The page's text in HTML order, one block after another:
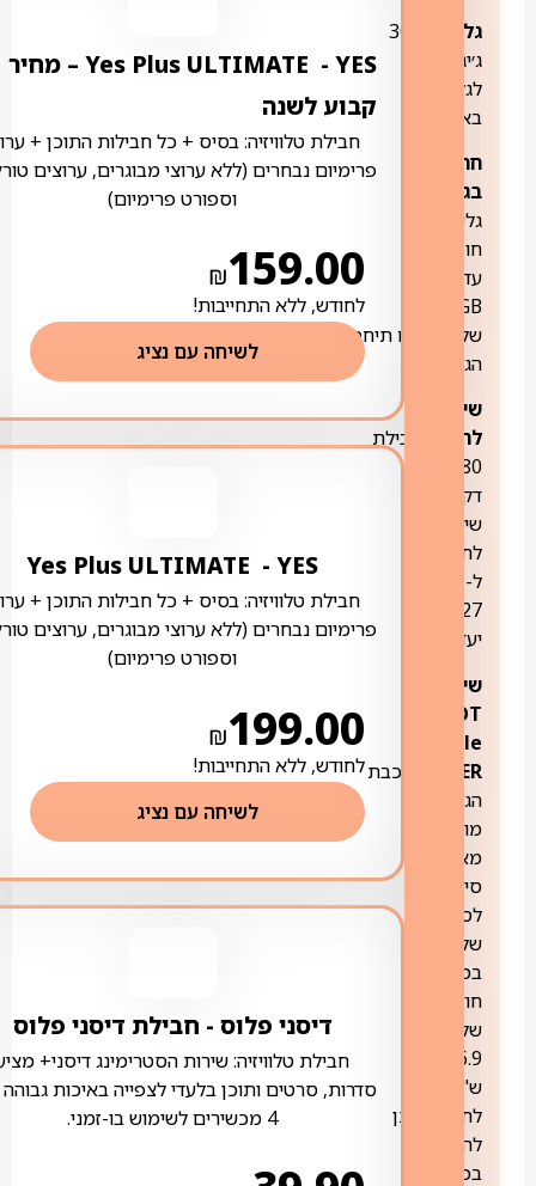
גלישה:
300
ג׳יגה
לגלישה
בארץ
חריגה
בגלישה
גלישה
חופשית
עד
300GB
שלאחריהם תיחסם
הגלישה
שיחות
לחו"ל:
חבילת
180
דקות
שיחה
לחו"ל
ל-
27
יעדים
שירות
HOT
mobile
CYBER:
שכבת
הגנה
מושלמת
מאיומי
סייבר
לסלולרי
שלך.
במחיר
חודשי
של
6.9
ש"ח
לחודש,
ניתן
להסרה
בכל
YES ‏- ‏ Yes Plus ULTIMATE – מחיר
קבוע לשנה
חבילת טלוויזיה: בסיס + כל חבילות התוכן +
פרימיום נבחרים (ללא ערוצי מבוגרים, ערוצים
וספורט פרימיום)
₪159.00
לחודש, ללא התחייבות!
לשיחה עם נציג
YES ‏- ‏ Yes Plus ULTIMATE
חבילת טלוויזיה: בסיס + כל חבילות התוכן +
פרימיום נבחרים (ללא ערוצי מבוגרים, ערוצים
וספורט פרימיום)
₪199.00
לחודש, ללא התחייבות!
לשיחה עם נציג
דיסני פלוס ‏- ‏חבילת דיסני פלוס
חבילת טלוויזיה: שירות הסטרימינג דיסני+
סדרות, סרטים ותוכן בלעדי לצפייה באיכות
4 מכשירים לשימוש בו-זמני.